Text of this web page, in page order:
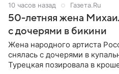
10 часов назад Газета.Ru
50-летняя жена
с дочерями в бикини
Жена народного артиста
снялась с дочерями в
Турецкая позировала в